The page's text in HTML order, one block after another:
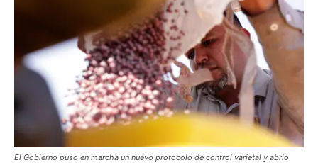
El Gobierno puso en marcha un nuevo protocolo de control varietal y abrió